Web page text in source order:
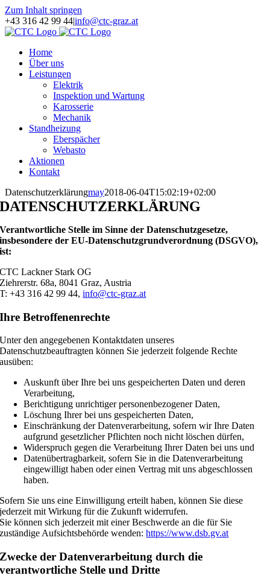
Zum Inhalt springen
+43 316 42 99 44|info@ctc-graz.at
Home
Über uns
Leistungen
Elektrik
Inspektion und Wartung
Karosserie
Mechanik
Standheizung
Eberspächer
Webasto
Aktionen
Kontakt
Datenschutzerklärungmay2018-06-04T15:02:19+02:00
DATENSCHUTZERKLÄRUNG
Verantwortliche Stelle im Sinne der Datenschutzgesetze,
insbesondere der EU-Datenschutzgrundverordnung (DSGVO),
ist:
CTC Lackner Stark OG
Ziehrerstr. 68a, 8041 Graz, Austria
T: +43 316 42 99 44,info@ctc-graz.at
Ihre Betroffenenrechte
Unter den angegebenen Kontaktdaten unseres
Datenschutzbeauftragten können Sie jederzeit folgende Rechte
ausüben:
Auskunft über Ihre bei uns gespeicherten Daten und deren
Verarbeitung,
Berichtigung unrichtiger personenbezogener Daten,
Löschung Ihrer bei uns gespeicherten Daten,
Einschränkung der Datenverarbeitung, sofern wir Ihre Daten
aufgrund gesetzlicher Pflichten noch nicht löschen dürfen,
Widerspruch gegen die Verarbeitung Ihrer Daten bei uns und
Datenübertragbarkeit, sofern Sie in die Datenverarbeitung
eingewilligt haben oder einen Vertrag mit uns abgeschlossen
haben.
Sofern Sie uns eine Einwilligung erteilt haben, können Sie diese
jederzeit mit Wirkung für die Zukunft widerrufen.
Sie können sich jederzeit mit einer Beschwerde an die für Sie
zuständige Aufsichtsbehörde wenden:https://www.dsb.gv.at
Zwecke der Datenverarbeitung durch die
verantwortliche Stelle und Dritte